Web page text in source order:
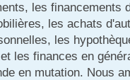
les financements
les achats
les
les finances en
en mutation. Nous